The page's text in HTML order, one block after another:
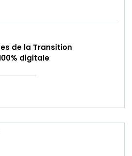
de la Transition
digitale